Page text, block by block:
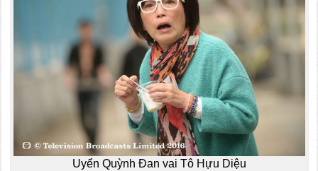
Uyển Quỳnh Đan vai Tô Hựu Diệu